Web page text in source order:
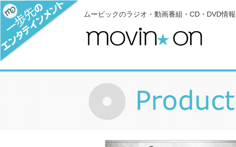
ムービックのラジオ・動画番組・CD・DVD情